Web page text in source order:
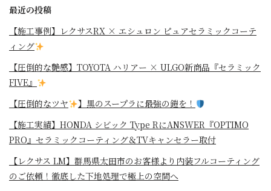
最近の投稿
【施工事例】レクサスRX × エシュロン ピュアセラミックコーテ
ィング
【圧倒的な艶感】TOYOTA ハリアー × ULGO新商品『セラミック
FIVE』
【圧倒的なツヤ
】黒のスープラに最強の鎧を！
⁡【施工実績】HONDA シビック Type RにANSWER『OPTIMO
PRO』セラミックコーティング＆TVキャンセラー取付
【レクサス LM】群馬県太田市のお客様より内装フルコーティング
のご依頼！徹底した下地処理で極上の空間へ